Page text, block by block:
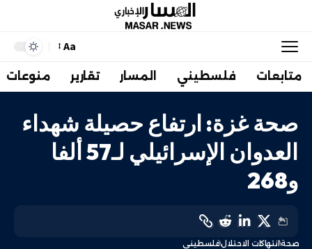
Aa
متابعات فلسطيني المسار تقارير منوعات
صحة غزة: ارتفاع حصيلة شهداء
العدوان الإسرائيلي لـ57 ألفا
و268
صحةانتهاكات الاحتلالفلسطيني